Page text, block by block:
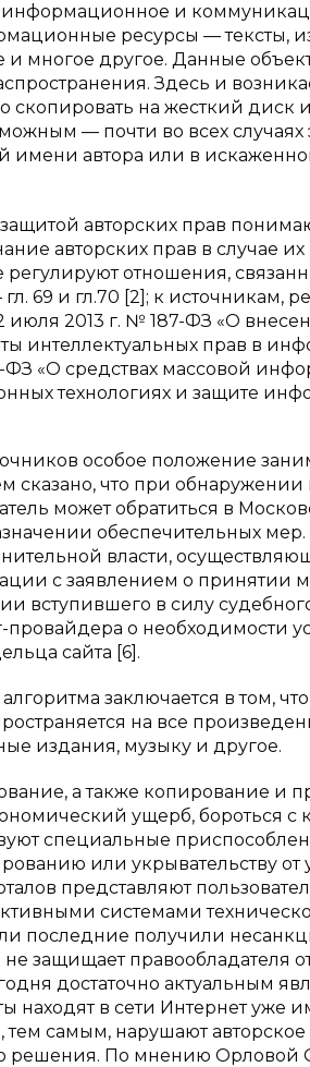
и
ресурсы — тексты,
многое другое. Данные
Здесь и
на жесткий диск
— почти во всех случаях
автора или в
авторских прав
авторских прав в случае
отношения,
69 и гл.70 [2]; к источникам,
июля 2013 г. № 187-ФЗ «О
интеллектуальных прав в
ФЗ «О средствах массовой
технологиях и защите
особое положение
сказано, что при
может обратиться в
обеспечительных
власти,
с заявлением о принятии
вступившего в силу
провайдера о необходимости
сайта [6].
заключается в том,
на все
издания, музыку и другое.
а также копирование и
ущерб, бороться с
специальные
или укрывательству от
представляют
системами
последние получили
защищает правообладателя
достаточно актуальным
находят в сети Интернет
самым, нарушают авторское
решения. По мнению Орловой